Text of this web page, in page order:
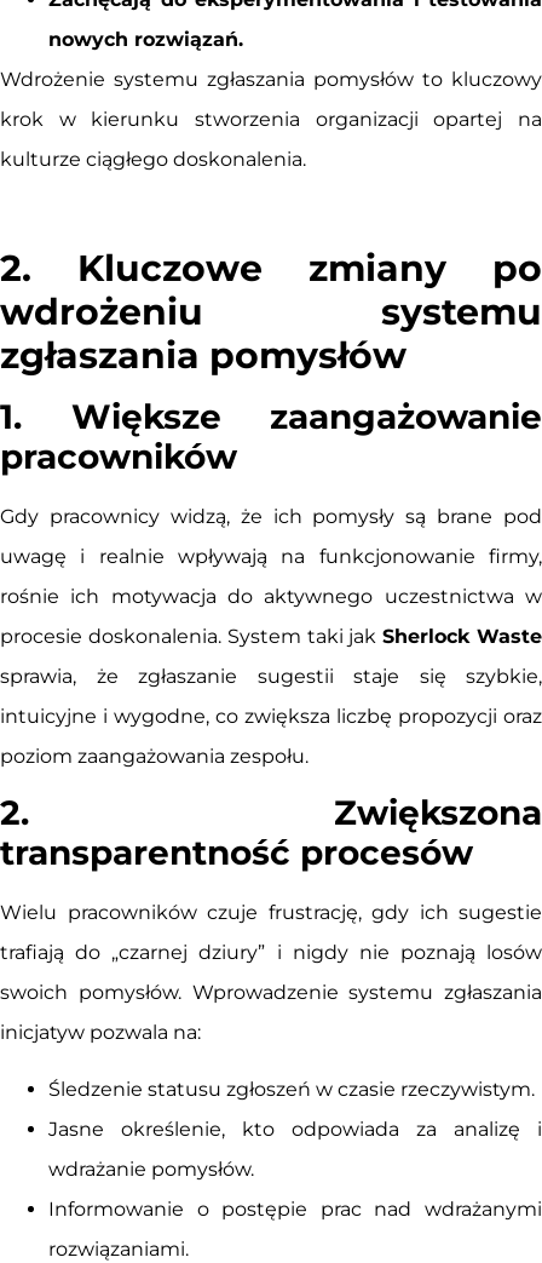
nowych rozwiązań.
Wdrożenie systemu zgłaszania pomysłów to kluczowy
krok w kierunku stworzenia organizacji opartej na
kulturze ciągłego doskonalenia.
2. Kluczowe zmiany po
wdrożeniu systemu
zgłaszania pomysłów
1. Większe zaangażowanie
pracowników
Gdy pracownicy widzą, że ich pomysły są brane pod
uwagę i realnie wpływają na funkcjonowanie firmy,
rośnie ich motywacja do aktywnego uczestnictwa w
procesie doskonalenia. System taki jakSherlock Waste
sprawia, że zgłaszanie sugestii staje się szybkie,
intuicyjne i wygodne, co zwiększa liczbę propozycji oraz
poziom zaangażowania zespołu.
2. Zwiększona
transparentność procesów
Wielu pracowników czuje frustrację, gdy ich sugestie
trafiają do „czarnej dziury” i nigdy nie poznają losów
swoich pomysłów. Wprowadzenie systemu zgłaszania
inicjatyw pozwala na:
Śledzenie statusu zgłoszeń w czasie rzeczywistym.
Jasne określenie, kto odpowiada za analizę i
wdrażanie pomysłów.
Informowanie o postępie prac nad wdrażanymi
rozwiązaniami.